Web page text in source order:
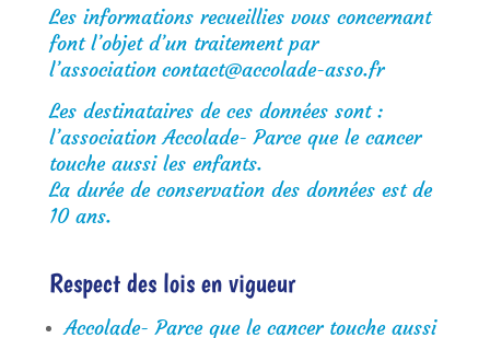
Les informations recueillies vous concernant
font l’objet d’un traitement par
l’association contact@accolade-asso.fr
Les destinataires de ces données sont :
l’association Accolade- Parce que le cancer
touche aussi les enfants.
La durée de conservation des données est de
10 ans.
Respect des lois en vigueur
Accolade- Parce que le cancer touche aussi